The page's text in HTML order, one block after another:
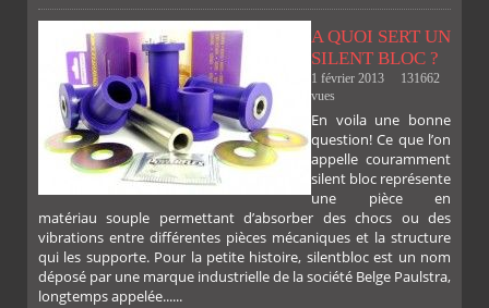
FACEBOOKTWITTERGOOGLEPINTEREST
PLUS
A QUOI SERT UN
SILENT BLOC ?
1 février 2013
131662
vues
En voila une bonne
question! Ce que l’on
appelle couramment
silent bloc représente
une pièce en
matériau souple permettant d’absorber des chocs ou des
vibrations entre différentes pièces mécaniques et la structure
qui les supporte. Pour la petite histoire, silentbloc est un nom
déposé par une marque industrielle de la société Belge Paulstra,
longtemps appelée......